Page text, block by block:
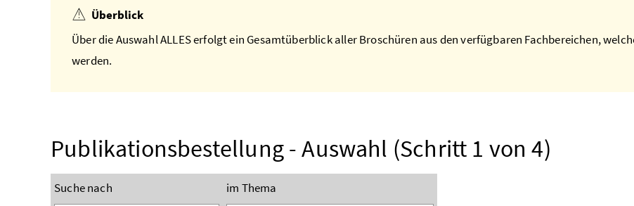
Überblick
Über die Auswahl ALLES erfolgt ein Gesamtüberblick aller Broschüren aus den verfügbaren Fachbereichen,
werden.
Publikationsbestellung - Auswahl (Schritt 1 von 4)
Suche nach im Thema